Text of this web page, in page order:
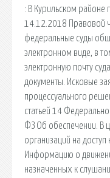
: В Курильском районе
14.12.2018 Правовой
федеральные суды
электронном виде, в
электронную почту
документы. Исковые
процессуального
статьей 14
ФЗ Об обеспечении. В
организаций на
Информацию о
назначенных к